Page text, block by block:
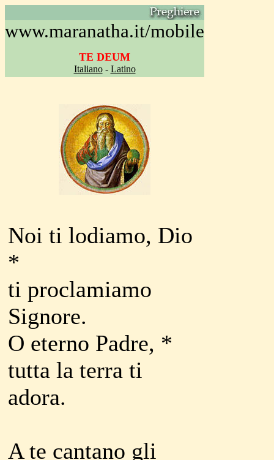
www.maranatha.it/mobile
TE DEUM
Italiano- Latino
Noi ti lodiamo, Dio
*
ti proclamiamo
Signore.
O eterno Padre, *
tutta la terra ti
adora.
A te cantano gli